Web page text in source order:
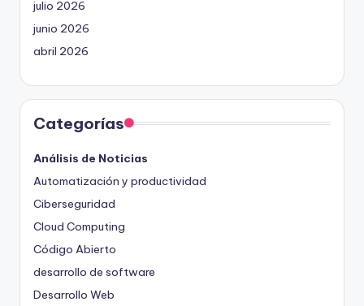
julio 2026
junio 2026
abril 2026
Categorías
Análisis de Noticias
Automatización y productividad
Ciberseguridad
Cloud Computing
Código Abierto
desarrollo de software
Desarrollo Web